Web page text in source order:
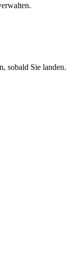
sobald Sie landen.